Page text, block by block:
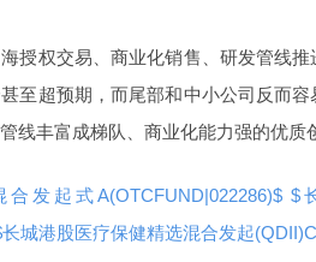
授权交易、商业化销售、研发管线
至超预期，而尾部和中小公司反而
线丰富成梯队、商业化能力强的优质
发起式A(OTCFUND|022286)$$
城港股医疗保健精选混合发起